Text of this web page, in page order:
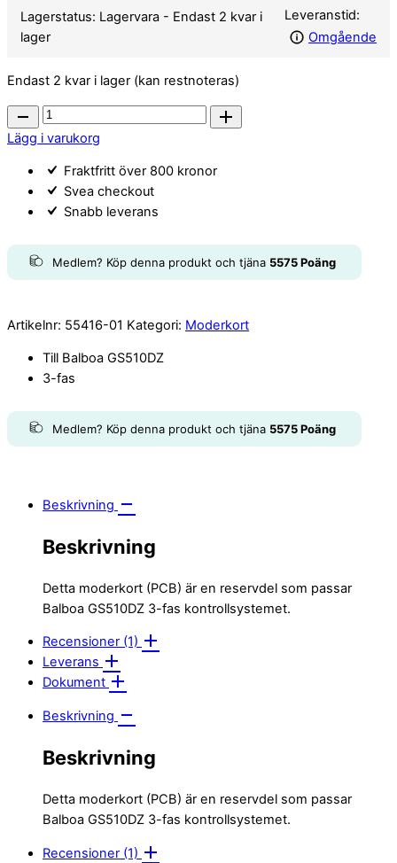
quantity
Lagerstatus: Lagervara - Endast 2 kvar i
lager
Leveranstid:
Omgående
Endast 2 kvar i lager (kan restnoteras)
Balboa
kretskort
quantity
Lägg i varukorg
Fraktfritt över 800 kronor
Svea checkout
Snabb leverans
Medlem? Köp denna produkt och tjäna 5575Poäng
Artikelnr: 55416-01 Kategori: Moderkort
Till Balboa GS510DZ
3-fas
Medlem? Köp denna produkt och tjäna 5575Poäng
Beskrivning
Beskrivning
Detta moderkort (PCB) är en reservdel som passar
Balboa GS510DZ 3-fas kontrollsystemet.
Recensioner (1)
Leverans
Dokument
Beskrivning
Beskrivning
Detta moderkort (PCB) är en reservdel som passar
Balboa GS510DZ 3-fas kontrollsystemet.
Recensioner (1)